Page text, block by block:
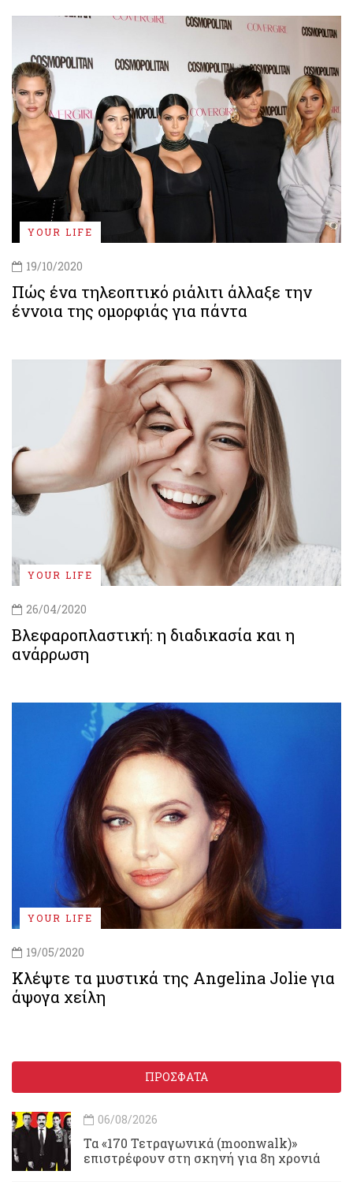
YOUR LIFE
19/10/2020
Πώς ένα τηλεοπτικό ριάλιτι άλλαξε την
έννοια της ομορφιάς για πάντα
YOUR LIFE
26/04/2020
Βλεφαροπλαστική: η διαδικασία και η
ανάρρωση
YOUR LIFE
19/05/2020
Κλέψτε τα μυστικά της Angelina Jolie για
άψογα χείλη
ΠΡΟΣΦΑΤΑ
06/08/2026
Τα «170 Τετραγωνικά (moonwalk)»
επιστρέφουν στη σκηνή για 8η χρονιά